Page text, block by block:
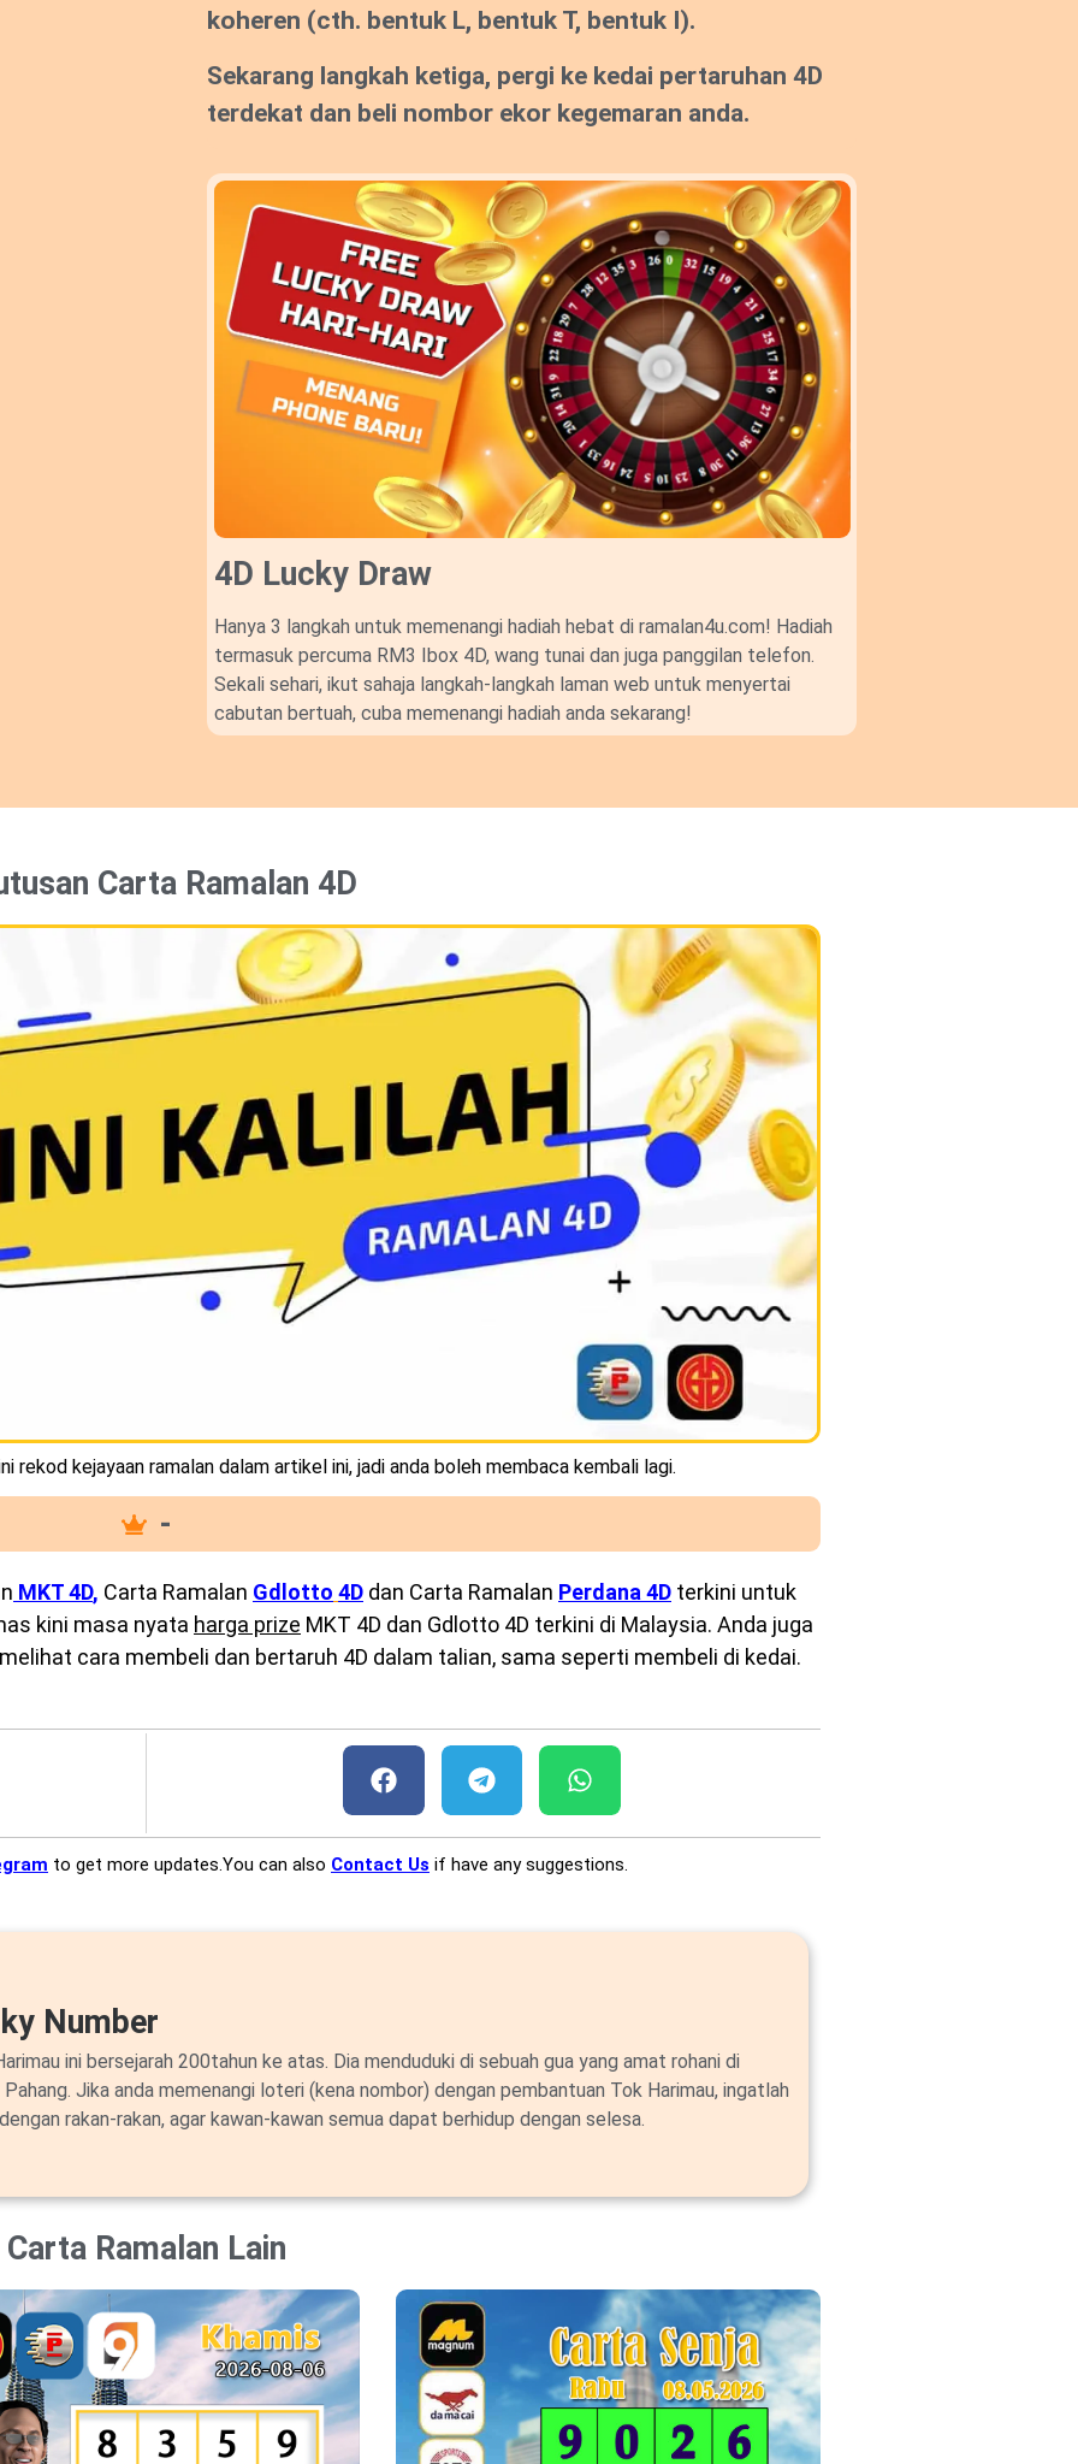
koheren (cth. bentuk L, bentuk T, bentuk I).
Sekarang langkah ketiga, pergi ke kedai pertaruhan 4D
terdekat dan beli nombor ekor kegemaran anda.
4D Lucky Draw​
Hanya 3 langkah untuk memenangi hadiah hebat di ramalan4u.com! Hadiah
termasuk percuma RM3 Ibox 4D, wang tunai dan juga panggilan telefon.
Sekali sehari, ikut sahaja langkah-langkah laman web untuk menyertai
cabutan bertuah, cuba memenangi hadiah anda sekarang!
Carta Ramalan 4D
rekod kejayaan ramalan dalam artikel ini, jadi anda boleh membaca kembali lagi.
-
MKT 4D, Carta Ramalan Gdlotto 4D dan Carta Ramalan Perdana 4D terkini untuk
kini masa nyata harga prize MKT 4D dan Gdlotto 4D terkini di Malaysia. Anda juga
cara membeli dan bertaruh 4D dalam talian, sama seperti membeli di kedai.
to get more updates.You can also Contact Us if have any suggestions.
Number
ini bersejarah 200tahun ke atas. Dia menduduki di sebuah gua yang amat rohani di
Jika anda memenangi loteri (kena nombor) dengan pembantuan Tok Harimau, ingatlah
rakan-rakan, agar kawan-kawan semua dapat berhidup dengan selesa.
Carta Ramalan Lain